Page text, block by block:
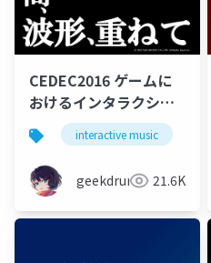
CEDEC2016 ゲームに
おけるインタラクショ
ンのための音楽技術
MAGI 瞬間、波形、重
ねて
interactive music
geekdrums 21.6K